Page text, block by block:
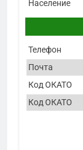
Население
Телефон
Почта
Код ОКАТО
Код ОКАТО